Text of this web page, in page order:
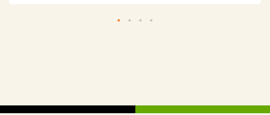
continua a essere visto in tutto il mondo in syndication e su supporti
Wikipedia